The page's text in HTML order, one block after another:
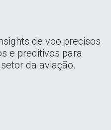
de voo precisos
e preditivos para
da aviação.